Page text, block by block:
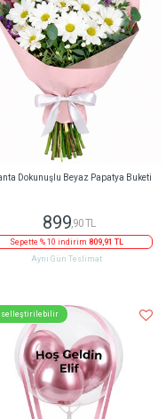
Dokunuşlu Beyaz Papatya Buketi
899,90 TL
Sepette % 10 indirim 809,91 TL
Aynı Gün Teslimat